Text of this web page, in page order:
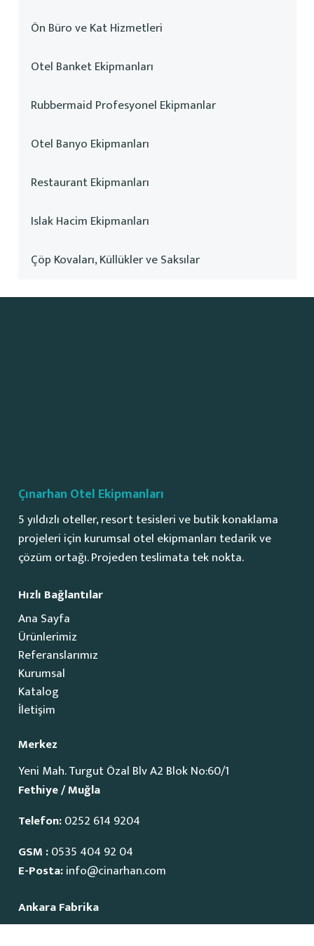
Ön Büro ve Kat Hizmetleri
Otel Banket Ekipmanları
Rubbermaid Profesyonel Ekipmanlar
Otel Banyo Ekipmanları
Restaurant Ekipmanları
Islak Hacim Ekipmanları
Çöp Kovaları, Küllükler ve Saksılar
Çınarhan Otel Ekipmanları
5 yıldızlı oteller, resort tesisleri ve butik konaklama
projeleri için kurumsal otel ekipmanları tedarik ve
çözüm ortağı. Projeden teslimata tek nokta.
Hızlı Bağlantılar
Ana Sayfa
Ürünlerimiz
Referanslarımız
Kurumsal
Katalog
İletişim
Merkez
Yeni Mah. Turgut Özal Blv A2 Blok No:60/1
Fethiye / Muğla
Telefon:0252 614 9204
GSM :0535 404 92 04
E-Posta:info@cinarhan.com
Ankara Fabrika